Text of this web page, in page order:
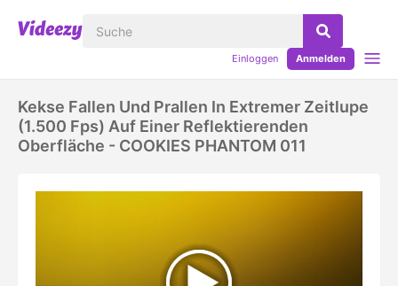
Einloggen Anmelden
Kekse Fallen Und Prallen In Extremer Zeitlupe
(1.500 Fps) Auf Einer Reflektierenden
Oberfläche - COOKIES PHANTOM 011